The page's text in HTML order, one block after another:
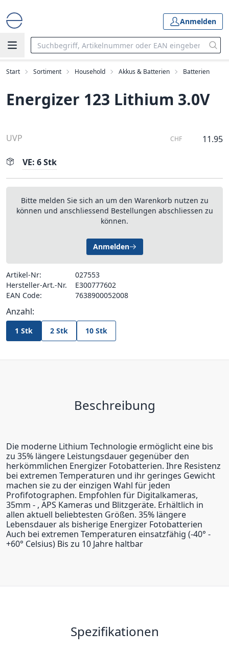
Anmelden
Start Sortiment Household Akkus & Batterien Batterien
Energizer 123 Lithium 3.0V
UVP CHF 11.95
VE: 6 Stk
Bitte melden Sie sich an um den Warenkorb nutzen zu
können und anschliessend Bestellungen abschliessen zu
können.
Anmelden
Artikel-Nr:
027553
Hersteller-Art.-Nr.
E300777602
EAN Code:
7638900052008
Anzahl:
1 Stk 2 Stk 10 Stk
Beschreibung
Die moderne Lithium Technologie ermöglicht eine bis
zu 35% längere Leistungsdauer gegenüber den
herkömmlichen Energizer Fotobatterien. Ihre Resistenz
bei extremen Temperaturen und ihr geringes Gewicht
machen sie zu der einzigen Wahl für jeden
Profifotographen. Empfohlen für Digitalkameras,
35mm - , APS Kameras und Blitzgeräte. Erhältlich in
allen aktuell beliebtesten Größen. 35% längere
Lebensdauer als bisherige Energizer Fotobatterien
Auch bei extremen Temperaturen einsatzfähig (-40° -
+60° Celsius) Bis zu 10 Jahre haltbar
Spezifikationen